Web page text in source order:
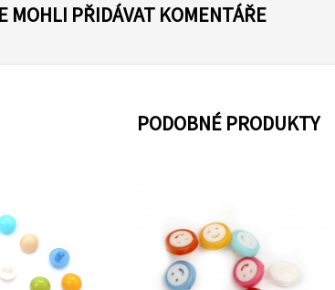
MOHLI PŘIDÁVAT KOMENTÁŘE
PODOBNÉ PRODUKTY